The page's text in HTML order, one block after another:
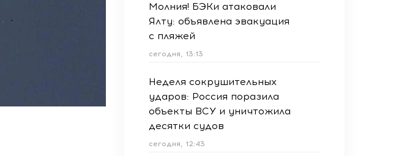
Молния! БЭКи атаковали
Ялту: объявлена эвакуация
с пляжей
сегодня, 13:13
Неделя сокрушительных
ударов: Россия поразила
объекты ВСУ и уничтожила
десятки судов
сегодня, 12:43